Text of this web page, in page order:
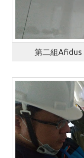
第二組Afidus